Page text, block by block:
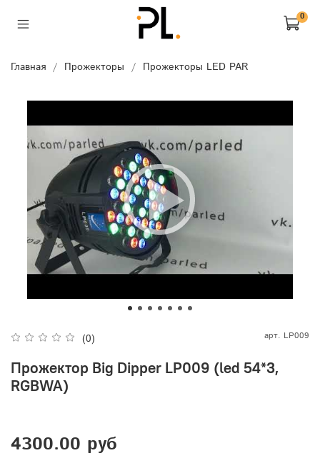
0
Главная Прожекторы Прожекторы LED PAR
(0) арт. LP009
Прожектор Big Dipper LP009 (led 54*3,
RGBWA)
4300.00 руб